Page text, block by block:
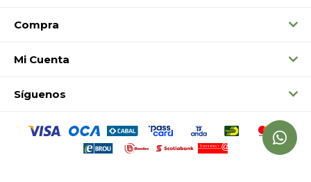
Compra
Mi Cuenta
Síguenos